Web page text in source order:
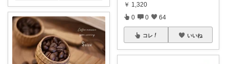
￥ 1,320
0 0 64
コレ いいね